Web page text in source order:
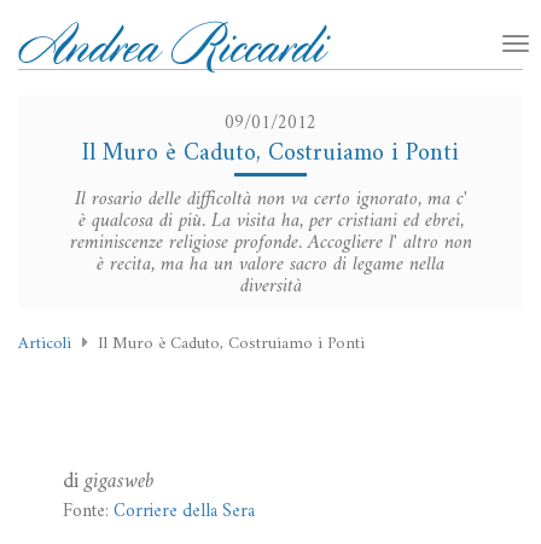
09/01/2012
Il Muro è Caduto, Costruiamo i Ponti
Il rosario delle difficoltà non va certo ignorato, ma c'
è qualcosa di più. La visita ha, per cristiani ed ebrei,
reminiscenze religiose profonde. Accogliere l' altro non
è recita, ma ha un valore sacro di legame nella
diversità
Articoli Il Muro è Caduto, Costruiamo i Ponti
digigasweb
Fonte:Corriere della Sera